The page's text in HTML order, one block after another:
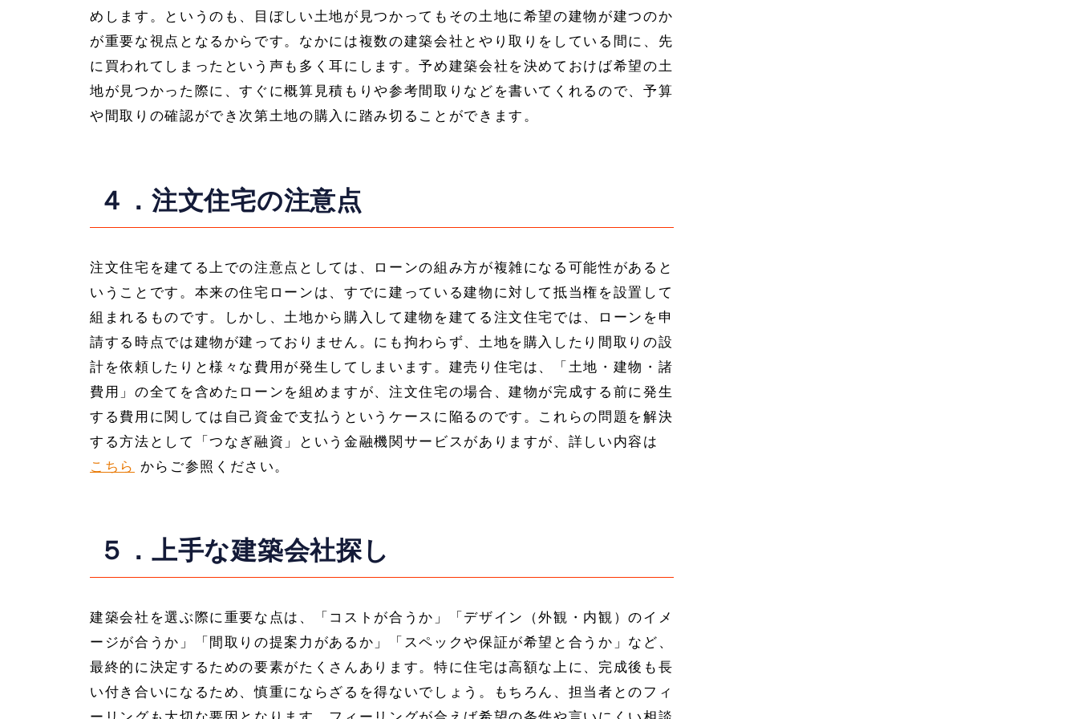
めします。というのも、目ぼしい土地が見つかってもその土地に希望の建物が建つのか
が重要な視点となるからです。なかには複数の建築会社とやり取りをしている間に、先
に買われてしまったという声も多く耳にします。予め建築会社を決めておけば希望の土
地が見つかった際に、すぐに概算見積もりや参考間取りなどを書いてくれるので、予算
や間取りの確認ができ次第土地の購入に踏み切ることができます。
４．注文住宅の注意点
注文住宅を建てる上での注意点としては、ローンの組み方が複雑になる可能性があると
いうことです。本来の住宅ローンは、すでに建っている建物に対して抵当権を設置して
組まれるものです。しかし、土地から購入して建物を建てる注文住宅では、ローンを申
請する時点では建物が建っておりません。にも拘わらず、土地を購入したり間取りの設
計を依頼したりと様々な費用が発生してしまいます。建売り住宅は、「土地・建物・諸
費用」の全てを含めたローンを組めますが、注文住宅の場合、建物が完成する前に発生
する費用に関しては自己資金で支払うというケースに陥るのです。これらの問題を解決
する方法として「つなぎ融資」という金融機関サービスがありますが、詳しい内容は
こちら
からご参照ください。
５．上手な建築会社探し
建築会社を選ぶ際に重要な点は、「コストが合うか」「デザイン（外観・内観）のイメ
ージが合うか」「間取りの提案力があるか」「スペックや保証が希望と合うか」など、
最終的に決定するための要素がたくさんあります。特に住宅は高額な上に、完成後も長
い付き合いになるため、慎重にならざるを得ないでしょう。もちろん、担当者とのフィ